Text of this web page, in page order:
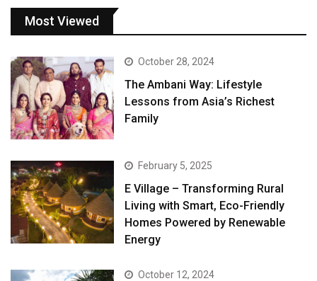
Most Viewed
October 28, 2024
The Ambani Way: Lifestyle
Lessons from Asia’s Richest
Family
February 5, 2025
E Village – Transforming Rural
Living with Smart, Eco-Friendly
Homes Powered by Renewable
Energy
October 12, 2024